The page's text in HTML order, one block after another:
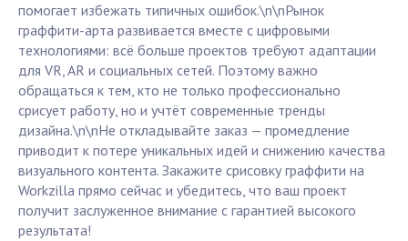
помогает избежать типичных ошибок.\n\nРынок
граффити-арта развивается вместе с цифровыми
технологиями: всё больше проектов требуют адаптации
для VR, AR и социальных сетей. Поэтому важно
обращаться к тем, кто не только профессионально
срисует работу, но и учтёт современные тренды
дизайна.\n\nНе откладывайте заказ — промедление
приводит к потере уникальных идей и снижению качества
визуального контента. Закажите срисовку граффити на
Workzilla прямо сейчас и убедитесь, что ваш проект
получит заслуженное внимание с гарантией высокого
результата!